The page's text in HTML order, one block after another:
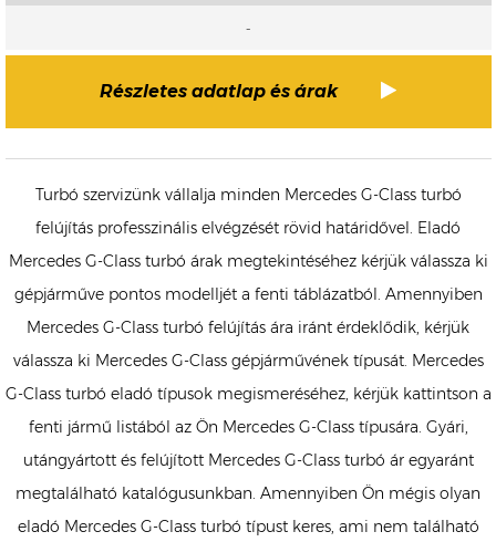
-
Részletes adatlap és árak
Turbó szervizünk vállalja minden Mercedes G-Class turbó
felújítás professzinális elvégzését rövid határidővel. Eladó
Mercedes G-Class turbó árak megtekintéséhez kérjük válassza ki
gépjárműve pontos modelljét a fenti táblázatból. Amennyiben
Mercedes G-Class turbó felújítás ára iránt érdeklődik, kérjük
válassza ki Mercedes G-Class gépjárművének típusát. Mercedes
G-Class turbó eladó típusok megismeréséhez, kérjük kattintson a
fenti jármű listából az Ön Mercedes G-Class típusára. Gyári,
utángyártott és felújított Mercedes G-Class turbó ár egyaránt
megtalálható katalógusunkban. Amennyiben Ön mégis olyan
eladó Mercedes G-Class turbó típust keres, ami nem található